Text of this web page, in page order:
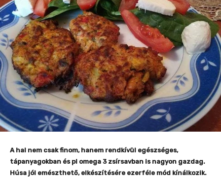
A hal nem csak finom, hanem rendkívül egészséges,
tápanyagokban és pl omega 3 zsírsavban is nagyon gazdag.
Húsa jól emészthető, elkészítésére ezerféle mód kínálkozik.